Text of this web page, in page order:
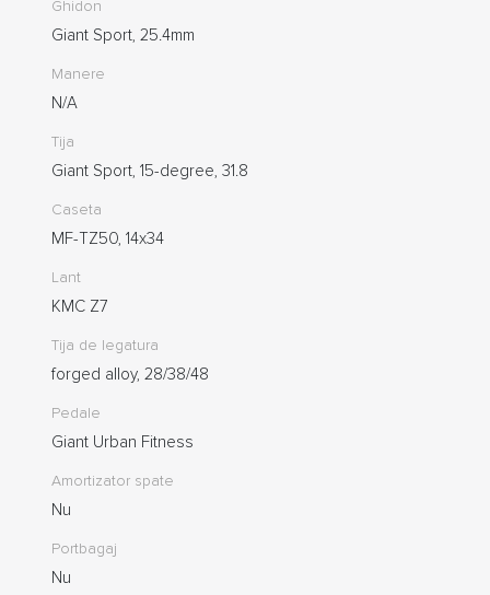
Ghidon
Giant Sport, 25.4mm
Manere
N/A
Tija
Giant Sport, 15-degree, 31.8
Caseta
MF-TZ50, 14x34
Lant
KMC Z7
Tija de legatura
forged alloy, 28/38/48
Pedale
Giant Urban Fitness
Amortizator spate
Nu
Portbagaj
Nu